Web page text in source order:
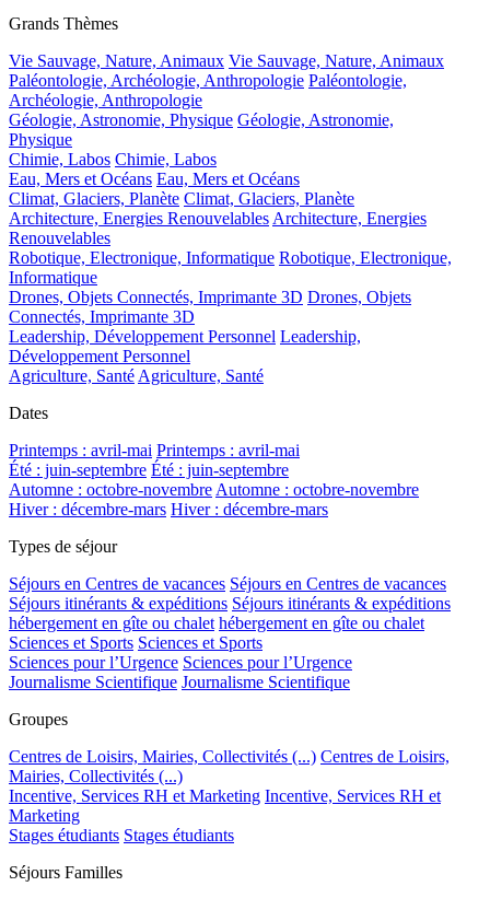
Grands Thèmes
Vie Sauvage, Nature, Animaux Vie Sauvage, Nature, Animaux
Paléontologie, Archéologie, Anthropologie Paléontologie,
Archéologie, Anthropologie
Géologie, Astronomie, Physique Géologie, Astronomie,
Physique
Chimie, Labos Chimie, Labos
Eau, Mers et Océans Eau, Mers et Océans
Climat, Glaciers, Planète Climat, Glaciers, Planète
Architecture, Energies Renouvelables Architecture, Energies
Renouvelables
Robotique, Electronique, Informatique Robotique, Electronique,
Informatique
Drones, Objets Connectés, Imprimante 3D Drones, Objets
Connectés, Imprimante 3D
Leadership, Développement Personnel Leadership,
Développement Personnel
Agriculture, Santé Agriculture, Santé
Dates
Printemps : avril-mai Printemps : avril-mai
Été : juin-septembre Été : juin-septembre
Automne : octobre-novembre Automne : octobre-novembre
Hiver : décembre-mars Hiver : décembre-mars
Types de séjour
Séjours en Centres de vacances Séjours en Centres de vacances
Séjours itinérants & expéditions Séjours itinérants & expéditions
hébergement en gîte ou chalet hébergement en gîte ou chalet
Sciences et Sports Sciences et Sports
Sciences pour l’Urgence Sciences pour l’Urgence
Journalisme Scientifique Journalisme Scientifique
Groupes
Centres de Loisirs, Mairies, Collectivités (...) Centres de Loisirs,
Mairies, Collectivités (...)
Incentive, Services RH et Marketing Incentive, Services RH et
Marketing
Stages étudiants Stages étudiants
Séjours Familles